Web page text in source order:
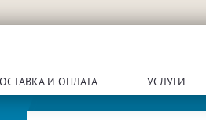
И ОПЛАТА УСЛУГИ